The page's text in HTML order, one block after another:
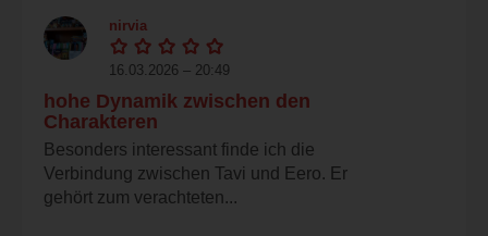
nirvia
16.03.2026 – 20:49
hohe Dynamik zwischen den
Charakteren
Besonders interessant finde ich die
Verbindung zwischen Tavi und Eero. Er
gehört zum verachteten...